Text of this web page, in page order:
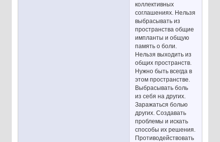
коллективных
соглашениях. Нельзя
выбрасывать из
пространства общие
импланты и общую
память о боли.
Нельзя выходить из
общих пространств.
Нужно быть всегда в
этом пространстве.
Выбрасывать боль
из себя на других.
Заражаться болью
других. Создавать
проблемы и искать
способы их решения.
Противодействовать